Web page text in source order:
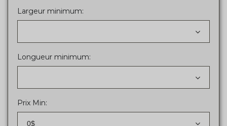
Largeur minimum:
Longueur minimum:
Prix Min:
0$